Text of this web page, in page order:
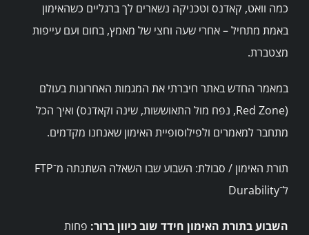
כמה וואט, קאדנס וטכניקה נשארים לך ברגליים כשהאימון
באמת מתחיל – אחרי שעה וחצי של מאמץ, בחום ועם עייפות
מצטברת.
במאמר החדש באתר חיברתי את המגמות האחרונות בעולם
(Red Zone, נפח מול התאוששות, שינה וקאדנס) ואיך הכל
מתחבר למאמרים ולפילוסופיית האימון שאנחנו מקדמים.
תורת האימון / סבולת: השבוע שבו השאלה השתנתה מ־FTP
ל־Durability
השבוע בתורת האימון חידד שוב כיוון ברור: פחות